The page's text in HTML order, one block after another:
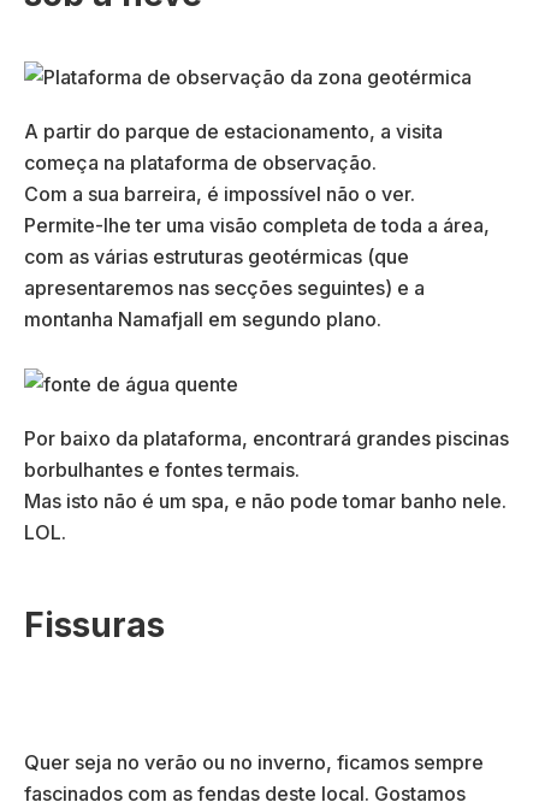
A partir do parque de estacionamento, a visita
começa na plataforma de observação.
Com a sua barreira, é impossível não o ver.
Permite-lhe ter uma visão completa de toda a área,
com as várias estruturas geotérmicas (que
apresentaremos nas secções seguintes) e a
montanha Namafjall em segundo plano.
Por baixo da plataforma, encontrará grandes piscinas
borbulhantes e fontes termais.
Mas isto não é um spa, e não pode tomar banho nele.
LOL.
Fissuras
Quer seja no verão ou no inverno, ficamos sempre
fascinados com as fendas deste local. Gostamos